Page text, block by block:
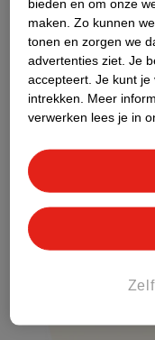
kan je met
in de diffuser van de
afstand houdt van je
strak tussen de föhn
langs met de diffuser.
vast met een
bieden en om onze
maken. Zo kunnen
tonen en zorgen we
advertenties ziet. Je
accepteert. Je kunt je
intrekken.
Meer
verwerken lees je in